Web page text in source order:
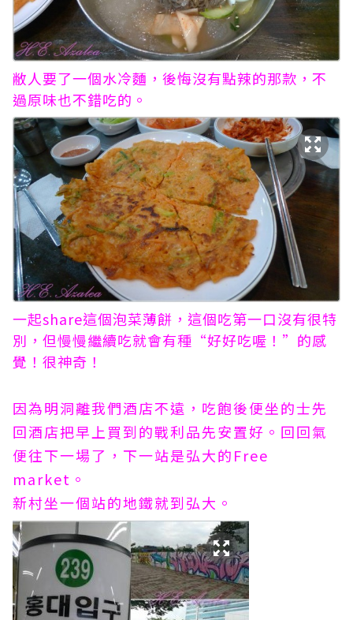
敝人要了一個水冷麵，後悔沒有點辣的那款，不
過原味也不錯吃的。
一起share這個泡菜薄餅，這個吃第一口沒有很特
別，但慢慢繼續吃就會有種“好好吃喔！”的感
覺！很神奇！
因為明洞離我們酒店不遠，吃飽後便坐的士先
回酒店把早上買到的戰利品先安置好。回回氣
便往下一場了，下一站是弘大的Free
market。
新村坐一個站的地鐵就到弘大。